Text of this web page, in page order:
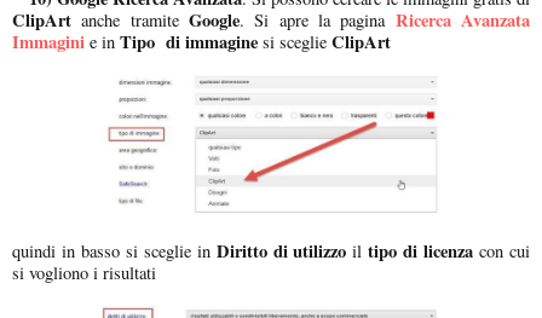
ClipArt anche tramiteGoogle. Si apre la pagina Ricerca Avanzata
Immagini e in Tipo di immagine si sceglie ClipArt
quindi in basso si sceglie in Diritto di utilizzo iltipo di licenza con cui
si vogliono i risultati